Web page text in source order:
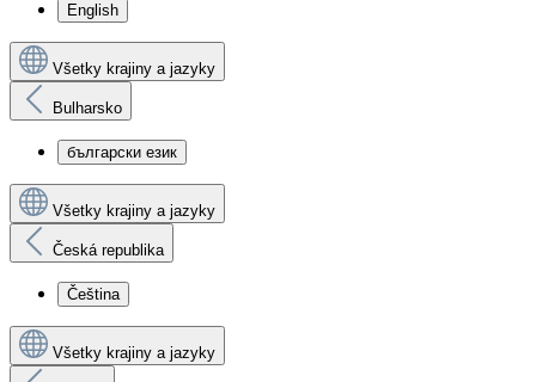
English
Všetky krajiny a jazyky
Bulharsko
български език
Všetky krajiny a jazyky
Česká republika
Čeština
Všetky krajiny a jazyky